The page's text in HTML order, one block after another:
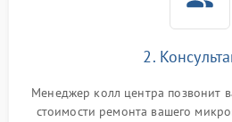
2.
Менеджер колл центра позвонит
стоимости ремонта вашего